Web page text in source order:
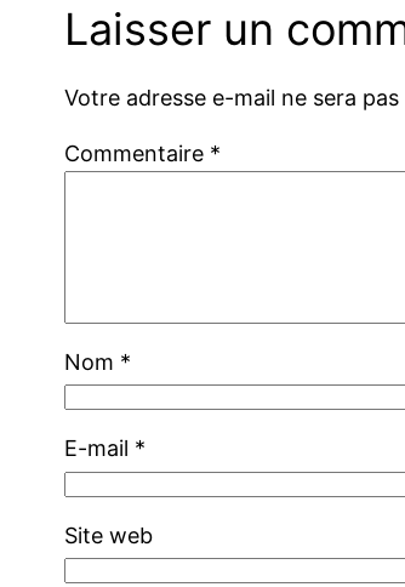
Laisser un
Votre adresse e-mail ne sera pas
Commentaire *
Nom *
E-mail *
Site web